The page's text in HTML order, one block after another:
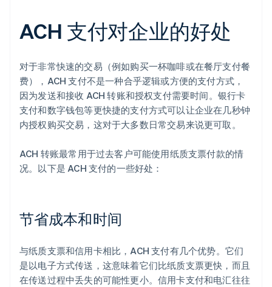
ACH 支付对企业的好处
对于非常快速的交易（例如购买一杯咖啡或在餐厅支付餐
费），ACH 支付不是一种合乎逻辑或方便的支付方式，
因为发送和接收 ACH 转账和授权支付需要时间。银行卡
支付和数字钱包等更快捷的支付方式可以让企业在几秒钟
内授权购买交易，这对于大多数日常交易来说更可取。
ACH 转账最常用于过去客户可能使用纸质支票付款的情
况。以下是 ACH 支付的一些好处：
节省成本和时间
与纸质支票和信用卡相比，ACH 支付有几个优势。它们
是以电子方式传送，这意味着它们比纸质支票更快，而且
在传送过程中丢失的可能性更小。信用卡支付和电汇往往